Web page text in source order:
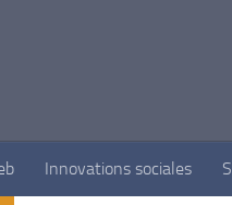
Innovations sociales